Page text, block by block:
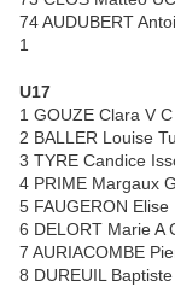
74 AUDUBERT
1
U17
1 GOUZE Clara V
2 BALLER Louise
3 TYRE Candice
4 PRIME Margaux
5 FAUGERON
6 DELORT Marie A
7 AURIACOMBE
8 DUREUIL